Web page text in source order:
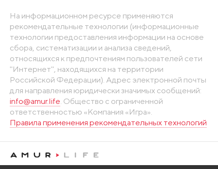
На информационном ресурсе применяются
рекомендательные технологии (информационные
технологии предоставления информации на основе
сбора, систематизации и анализа сведений,
относящихся к предпочтениям пользователей сети
"Интернет", находящихся на территории
Российской Федерации). Адрес электронной почты
для направления юридически значимых сообщений:
info@amur.life. Общество с ограниченной
ответственностью «Компания «Игра».
Правила применения рекомендательных технологий